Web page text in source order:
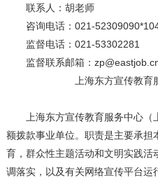
联系人：胡老师
咨询电话：021-
监督电话：021-53302281
监督联系邮箱：zp@eastjob.cn
上海东方宣传教育
上海东方宣传教育服务中心（
额拨款事业单位。职责是主要承担
育，群众性主题活动和文明实践
调落实，以及有关网络宣传平台运